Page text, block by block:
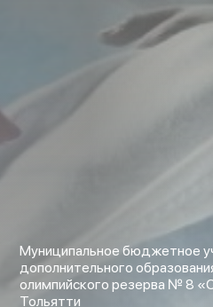
Муниципальное бюджетное
дополнительного
олимпийского резерва № 8
Тольятти